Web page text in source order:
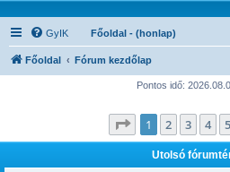
GyIK Főoldal - (honlap)
Főoldal Fórum kezdőlap
Pontos idő:
Oldal:1 10
1 2 3 4 5
Utolsó